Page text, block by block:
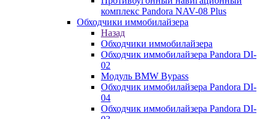
комплекс Pandora NAV-08 Plus
Обходчики иммобилайзера
Назад
Обходчики иммобилайзера
Обходчик иммобилайзера Pandora DI-
02
Модуль BMW Bypass
Обходчик иммобилайзера Pandora DI-
04
Обходчик иммобилайзера Pandora DI-